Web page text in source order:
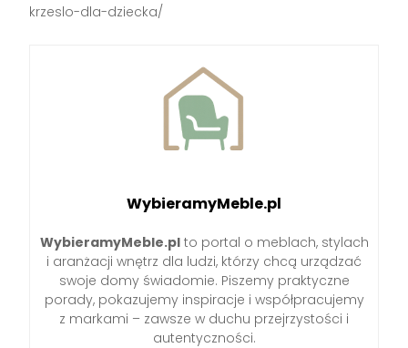
krzeslo-dla-dziecka/
WybieramyMeble.pl
WybieramyMeble.plto portal o meblach, stylach
i aranżacji wnętrz dla ludzi, którzy chcą urządzać
swoje domy świadomie. Piszemy praktyczne
porady, pokazujemy inspiracje i współpracujemy
z markami – zawsze w duchu przejrzystości i
autentyczności.